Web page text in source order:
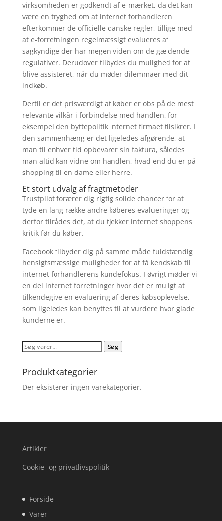
virksomheden er godkendt af e-mærket, da det kan
være en tryghed om at internet forhandleren
efterkommer de officielle danske regler, tillige med
at e-forretningen regelmæssigt evalueres af
sagkyndige der har megen viden om de gældende
regulativer. Derudover tilbydes du mulighed for at
blive assisteret, når du møder dilemmaer med dit
indkøb.
Dertil er det prisværdigt at køber er obs på de mest
relevante vilkår i forbindelse med handlen, for
eksempel den byttepolitik internet firmaet tilsikrer. I
den sammenhæng er det ligeledes afgørende, at
man til enhver tid opbevarer sin faktura, således
man altid kan vidne om handlen, hvad end du er på
shopping til en dame eller herre.
Et stort udvalg af fragtmetoder
Trustpilot forærer dig rigtig solide chancer for at
tyde en lang række andre køberes evalueringer og
derfor tilrådes det, at du tjekker internet shoppens
kritik før du køber.
Facebook tilbyder dig på samme måde fuldstændig
hensigtsmæssige muligheder for at få kendskab til
internet forhandlerens kundefokus. I øvrigt møder vi
en del internet forretninger hvor det er muligt at
tilkendegive en evaluering af deres købsoplevelse,
som ligeledes kan benyttes til at vurdere hvor glade
kunderne er.
Søg
Søg
Produktkategorier
Der eksisterer ingen varekategorier.
Artikler
Cookie- og privatlivspolitik
Forside
Varer